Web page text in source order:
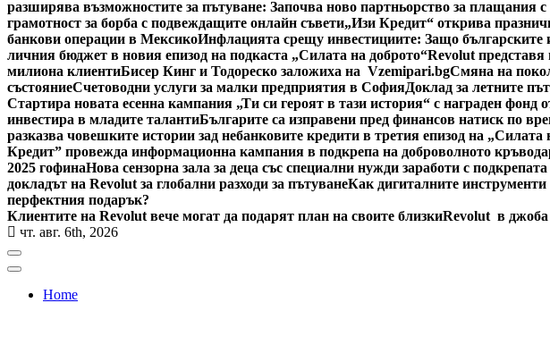
разширява възможностите за пътуване: Започва ново партньорство за плащания
грамотност за борба с подвеждащите онлайн съвети„Изи Кредит“ открива
банкови операции в МексикоИнфлацията срещу инвестициите: Защо българските
личния бюджет в новия епизод на подкаста „Силата на доброто“Revolut представя
милиона клиентиБисер Кинг и Тодореско заложиха на Vzemipari.bgСмяна на
състояниеСчетоводни услуги за малки предприятия в СофияДоклад за летните
Стартира новата есенна кампания „Ти си героят в тази история“ с награден фонд
инвестира в младите талантиБългарите са изправени пред финансов натиск по
разказва човешките истории зад небанковите кредити в третия епизод на „Силата
Кредит” провежда информационна кампания в подкрепа на доброволното
2025 гофинаНова сензорна зала за деца със специални нужди заработи с
докладът на Revolut за глобални разходи за пътуванеКак дигиталните
перфектния подарък?
Клиентите на Revolut вече могат да подарят план на своите близкиRevolut в джоба
чт. авг. 6th, 2026
Home